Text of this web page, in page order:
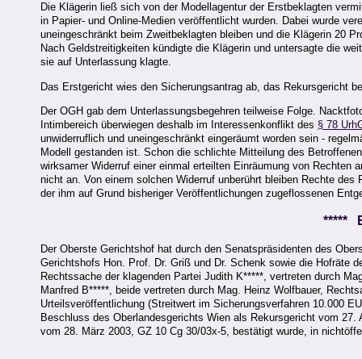
Die Klägerin ließ sich von der Modellagentur der Erstbeklagten
in Papier- und Online-Medien veröffentlicht wurden. Dabei wurde
uneingeschränkt beim Zweitbeklagten bleiben und die Klägerin 20
Nach Geldstreitigkeiten kündigte die Klägerin und untersagte die
sie auf Unterlassung klagte.
Das Erstgericht wies den Sicherungsantrag ab, das Rekursgericht
Der OGH gab dem Unterlassungsbegehren teilweise Folge.
Intimbereich überwiegen deshalb im Interessenkonflikt des § 78
unwiderruflich und uneingeschränkt eingeräumt worden sein -
Modell gestanden ist. Schon die schlichte Mitteilung des
wirksamer Widerruf einer einmal erteilten Einräumung von Rechten
nicht an. Von einem solchen Widerruf unberührt bleiben Rechte
der ihm auf Grund bisheriger Veröffentlichungen zugeflossenen
*****
Der Oberste Gerichtshof hat durch den Senatspräsidenten des
Gerichtshofs Hon. Prof. Dr. Griß und Dr. Schenk sowie die Hofräte
Rechtssache der klagenden Partei Judith K*****, vertreten durch
Manfred B*****, beide vertreten durch Mag. Heinz Wolfbauer,
Urteilsveröffentlichung (Streitwert im Sicherungsverfahren 10.000
Beschluss des Oberlandesgerichts Wien als Rekursgericht vom
vom 28. März 2003, GZ 10 Cg 30/03x-5, bestätigt wurde, in